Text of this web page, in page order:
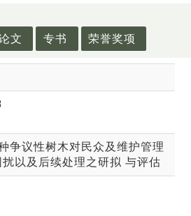
文 专书 荣誉奖项
争议性树木对民众及维护管理
以及后续处理之研拟 与评估